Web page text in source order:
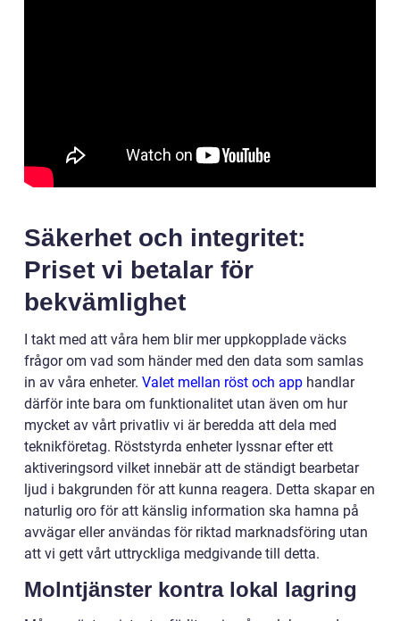
Säkerhet och integritet:
Priset vi betalar för
bekvämlighet
I takt med att våra hem blir mer uppkopplade väcks
frågor om vad som händer med den data som samlas
in av våra enheter. Valet mellan röst och app handlar
därför inte bara om funktionalitet utan även om hur
mycket av vårt privatliv vi är beredda att dela med
teknikföretag. Röststyrda enheter lyssnar efter ett
aktiveringsord vilket innebär att de ständigt bearbetar
ljud i bakgrunden för att kunna reagera. Detta skapar en
naturlig oro för att känslig information ska hamna på
avvägar eller användas för riktad marknadsföring utan
att vi gett vårt uttryckliga medgivande till detta.
Molntjänster kontra lokal lagring